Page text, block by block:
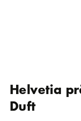
Helvetia
Duft